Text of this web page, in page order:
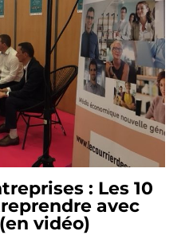
: Les 10
avec
vidéo)